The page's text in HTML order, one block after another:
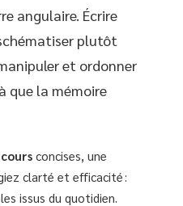
angulaire. Écrire
plutôt
et ordonner
que la mémoire
concises, une
clarté et efficacité :
issus du quotidien.